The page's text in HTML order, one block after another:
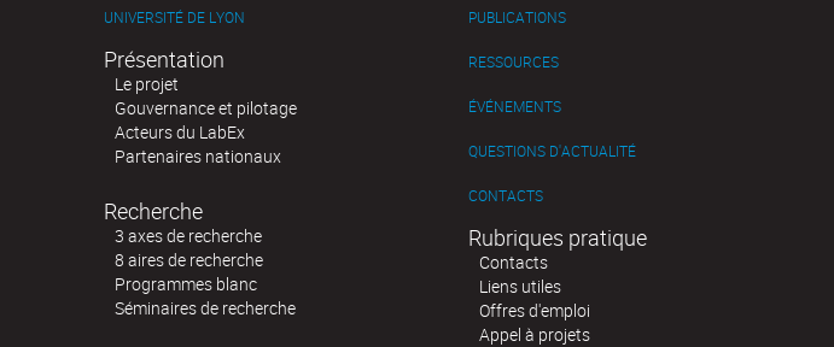
UNIVERSITÉ DE LYON
Présentation
Le projet
Gouvernance et pilotage
Acteurs du LabEx
Partenaires nationaux
Recherche
3 axes de recherche
8 aires de recherche
Programmes blanc
Séminaires de recherche
PUBLICATIONS
RESSOURCES
ÉVÉNEMENTS
QUESTIONS D'ACTUALITÉ
CONTACTS
Rubriques pratique
Contacts
Liens utiles
Offres d'emploi
Appel à projets